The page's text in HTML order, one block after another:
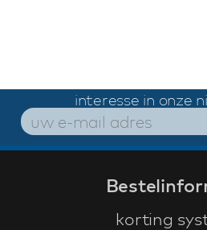
interesse in onze
korting